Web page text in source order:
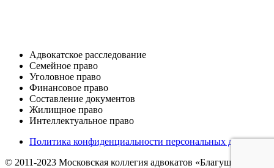
Адвокатское расследование
Семейное право​
Уголовное право​
Финансовое право
Составление документов​
Жилищное право​
Интеллектуальное право
Политика конфиденциальности персональных данных
© 2011-2023 Московская коллегия адвокатов «Благушина и